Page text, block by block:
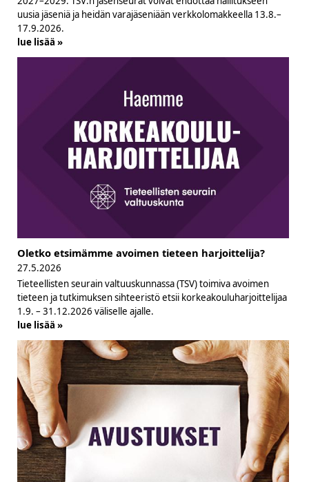
uusia jäseniä ja heidän varajäseniään verkkolomakkeella 13.8.–
17.9.2026.
lue lisää »
Oletko etsimämme avoimen tieteen harjoittelija?
27.5.2026
Tieteellisten seurain valtuuskunnassa (TSV) toimiva avoimen
tieteen ja tutkimuksen sihteeristö etsii korkeakouluharjoittelijaa
1.9. – 31.12.2026 väliselle ajalle.
lue lisää »